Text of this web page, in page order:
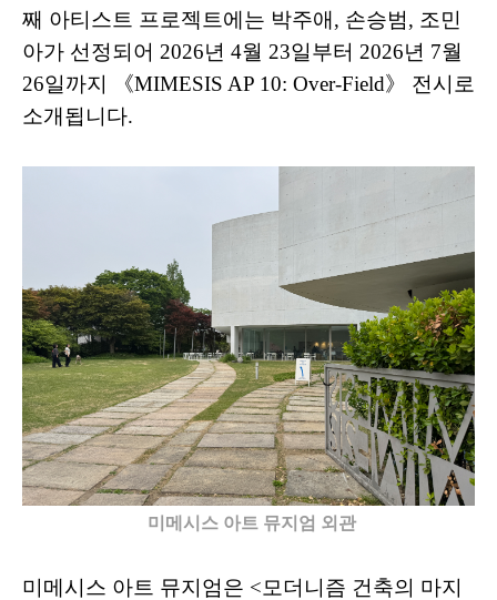
째 아티스트 프로젝트에는 박주애, 손승범, 조민
아가 선정되어 2026년 4월 23일부터 2026년 7월
26일까지 《MIMESIS AP 10: Over-Field》 전시로
소개됩니다.
미메시스 아트 뮤지엄 외관
미메시스 아트 뮤지엄은 <모더니즘 건축의 마지